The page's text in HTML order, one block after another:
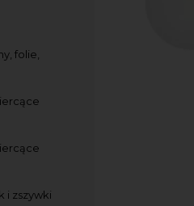
folie,
i zszywki